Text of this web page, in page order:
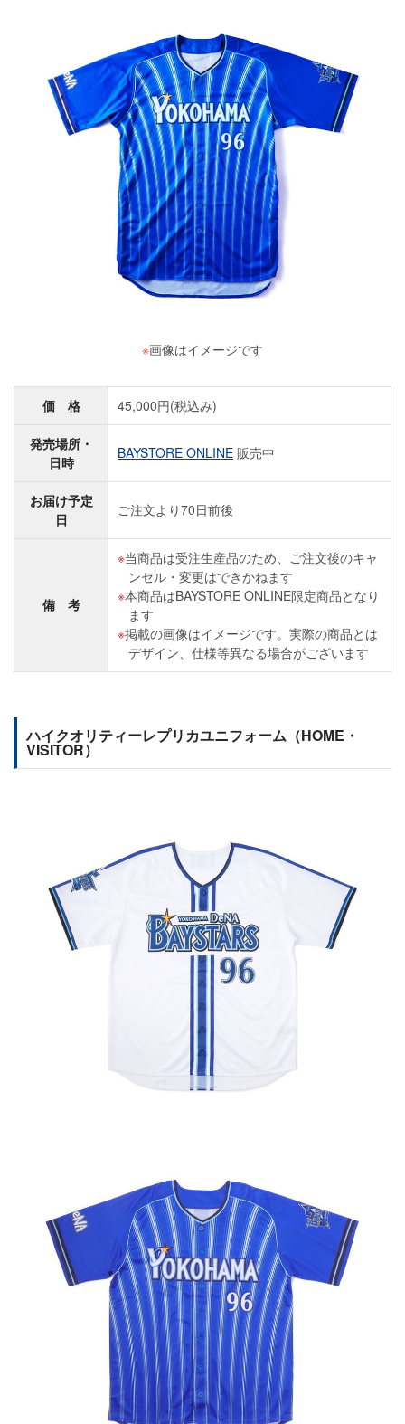
※画像はイメージです
価 格 45,000円(税込み)
発売場所・
日時
BAYSTORE ONLINE 販売中
お届け予定
日
ご注文より70日前後
備 考
当商品は受注生産品のため、ご注文後のキャ
ンセル・変更はできかねます
本商品はBAYSTORE ONLINE限定商品となり
ます
掲載の画像はイメージです。実際の商品とは
デザイン、仕様等異なる場合がございます
ハイクオリティーレプリカユニフォーム（HOME・
VISITOR）